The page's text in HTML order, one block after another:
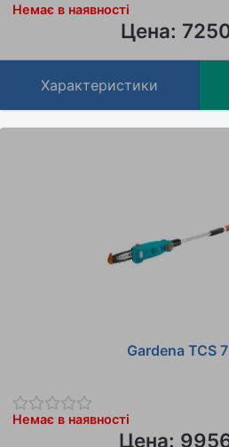
Цена:
Немає в наявності
Характеристики
Gardena TCS
Цена:
Немає в наявності